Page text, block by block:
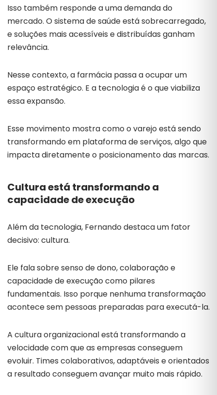
Isso também responde a uma demanda do
mercado. O sistema de saúde está sobrecarregado,
e soluções mais acessíveis e distribuídas ganham
relevância.
Nesse contexto, a farmácia passa a ocupar um
espaço estratégico. E a tecnologia é o que viabiliza
essa expansão.
Esse movimento mostra como o varejo está sendo
transformando em plataforma de serviços, algo que
impacta diretamente o posicionamento das marcas.
Cultura está transformando a
capacidade de execução
Além da tecnologia, Fernando destaca um fator
decisivo: cultura.
Ele fala sobre senso de dono, colaboração e
capacidade de execução como pilares
fundamentais. Isso porque nenhuma transformação
acontece sem pessoas preparadas para executá-la.
A cultura organizacional está transformando a
velocidade com que as empresas conseguem
evoluir. Times colaborativos, adaptáveis e orientados
a resultado conseguem avançar muito mais rápido.